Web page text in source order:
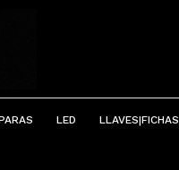
LED LLAVES|FICHAS